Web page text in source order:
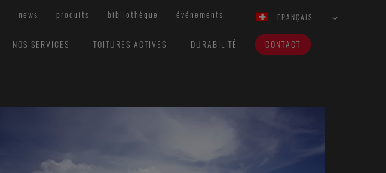
news produits bibliothèque événements FRANÇAIS
NOS SERVICES TOITURES ACTIVES DURABILITÉ CONTACT